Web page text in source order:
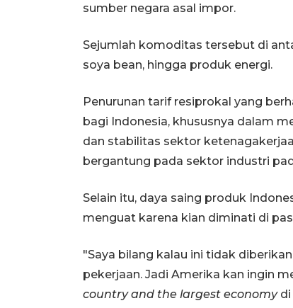
sumber negara asal impor.
Sejumlah komoditas tersebut di
soya bean, hingga produk energi.
Penurunan tarif resiprokal yang
bagi Indonesia, khususnya dalam
dan stabilitas sektor
bergantung pada sektor industri
Selain itu, daya saing produk
menguat karena kian diminati di
"Saya bilang kalau ini tidak
pekerjaan. Jadi Amerika kan ingin
country and the largest economydi